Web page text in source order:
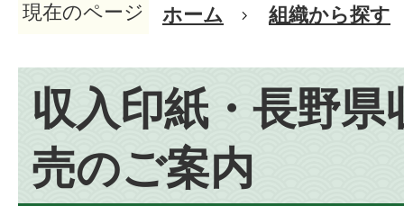
現在のページ ホーム 組織から探す
収入印紙・長野県
売のご案内